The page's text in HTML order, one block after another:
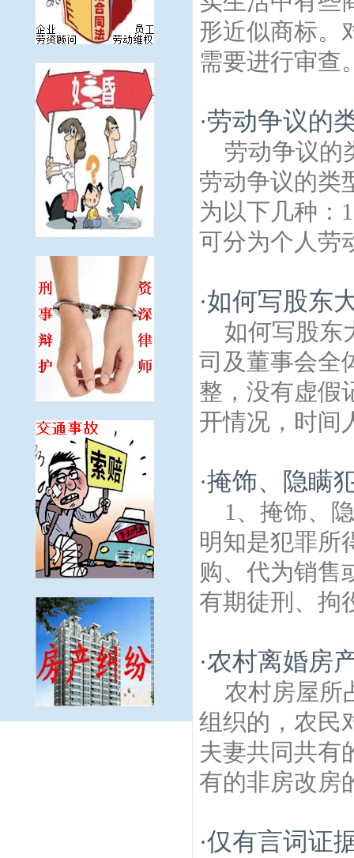
形近似商标。
需要进行审查
·劳动争议的
劳动争议的
劳动争议的类
为以下几种：
可分为个人劳
·如何写股东
如何写股东
司及董事会全
整，没有虚假
开情况，时间
·掩饰、隐瞒
1、掩饰、
明知是犯罪所
购、代为销售
有期徒刑、拘
·农村离婚房
农村房屋所
组织的，农民
夫妻共同共有
有的非房改房
·仅有言词证